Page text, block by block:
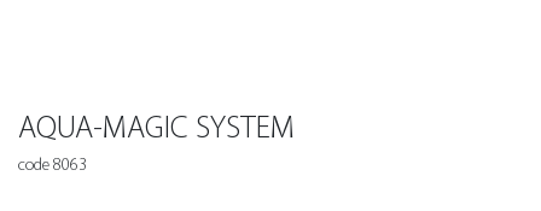
AQUA-MAGIC SYSTEM
code 8063